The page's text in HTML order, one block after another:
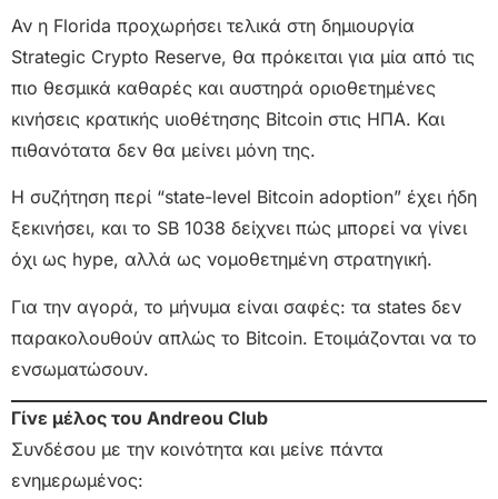
Αν η Florida προχωρήσει τελικά στη δημιουργία
Strategic Crypto Reserve, θα πρόκειται για μία από τις
πιο θεσμικά καθαρές και αυστηρά οριοθετημένες
κινήσεις κρατικής υιοθέτησης Bitcoin στις ΗΠΑ. Και
πιθανότατα δεν θα μείνει μόνη της.
Η συζήτηση περί “state-level Bitcoin adoption” έχει ήδη
ξεκινήσει, και το SB 1038 δείχνει πώς μπορεί να γίνει
όχι ως hype, αλλά ως νομοθετημένη στρατηγική.
Για την αγορά, το μήνυμα είναι σαφές: τα states δεν
παρακολουθούν απλώς το Bitcoin. Ετοιμάζονται να το
ενσωματώσουν.
Γίνε μέλος του Andreou Club
Συνδέσου με την κοινότητα και μείνε πάντα
ενημερωμένος: